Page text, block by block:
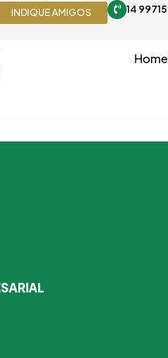
INDIQUE AMIGOS 14
Home